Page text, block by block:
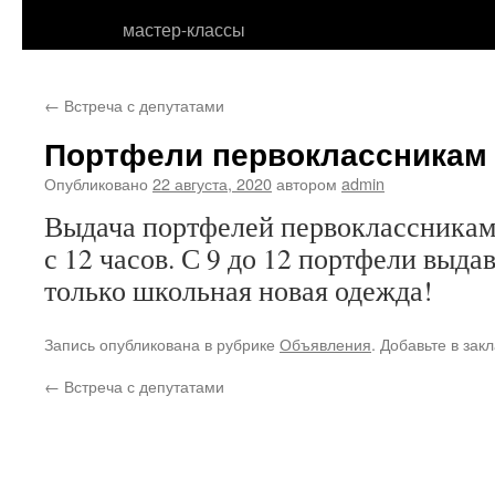
мастер-классы
← Встреча с депутатами
Портфели первоклассникам
Опубликовано 22 августа, 2020автором admin
Выдача портфелей
с 12 часов. С 9 до 12 портфели
только школьная новая одежда!
Запись опубликована в рубрике Объявления. Добавьте в
← Встреча с депутатами